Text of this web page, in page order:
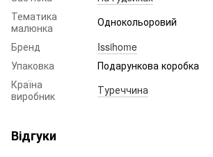
Тематика
малюнка
Однокольоровий
Бренд
Issihome
Упаковка
Подарункова коробка
Країна
виробник
Туреччина
Відгуки